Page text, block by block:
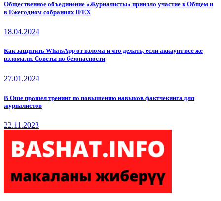
Общественное объединение «Журналисты» приняло участие в Общем и
в Ежегодном собраниях IFEX
18.04.2024
Как защитить WhatsApp от взлома и что делать, если аккаунт все же
взломали. Советы по безопасности
27.01.2024
В Оше прошел тренинг по повышению навыков фактчекинга для
журналистов
22.11.2023